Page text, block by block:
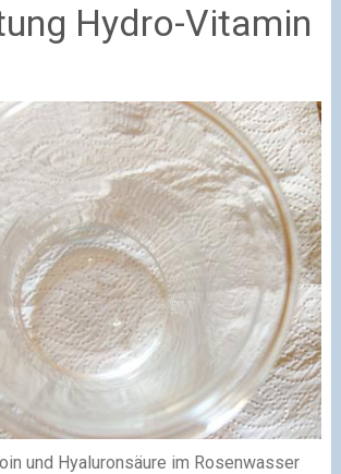
Hydro-Vitamin
und Hyaluronsäure im Rosenwasser